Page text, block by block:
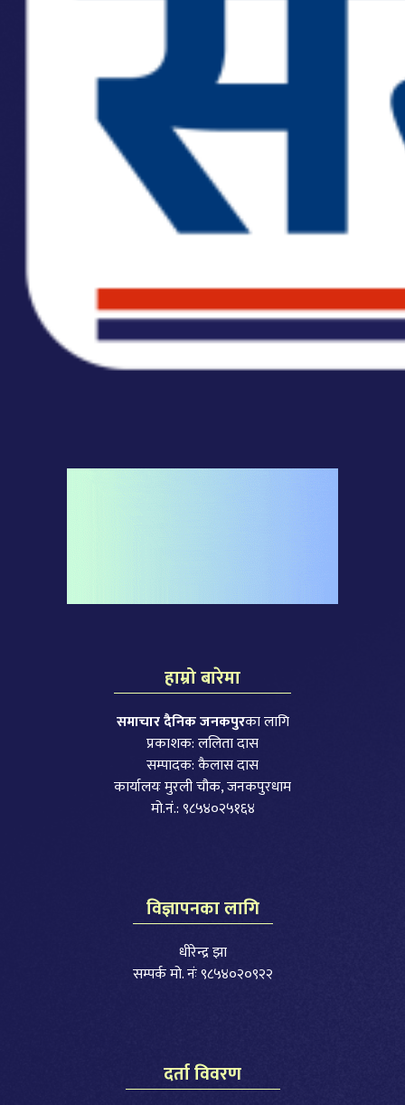
हाम्रो बारेमा
समाचार दैनिक जनकपुरका लागि
प्रकाशक: ललिता दास
सम्पादक: कैलास दास
कार्यालयः मुरली चौक, जनकपुरधाम
मो.नं.: ९८५४०२५१६४
विज्ञापनका लागि
धीरेन्द्र झा
सम्पर्क मो. नंः ९८५४०२०९२२
दर्ता विवरण